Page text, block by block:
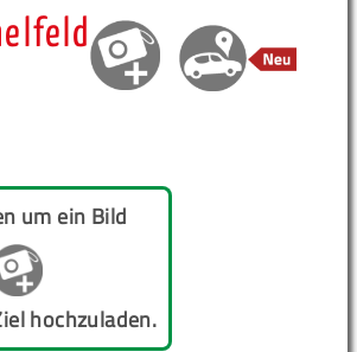
um ein Bild
hochzuladen.